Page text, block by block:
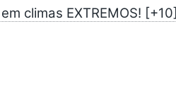
climas EXTREMOS! [+10]